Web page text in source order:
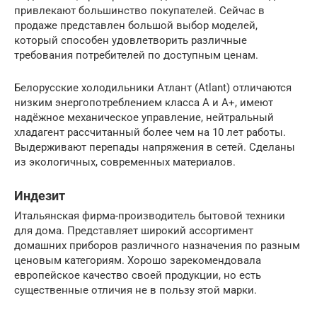
привлекают большинство покупателей. Сейчас в
продаже представлен большой выбор моделей,
который способен удовлетворить различные
требования потребителей по доступным ценам.
Белорусские холодильники Атлант (Atlant) отличаются
низким энергопотреблением класса А и А+, имеют
надёжное механическое управление, нейтральный
хладагент рассчитанный более чем на 10 лет работы.
Выдерживают перепады напряжения в сетей. Сделаны
из экологичных, современных материалов.
Индезит
Итальянская фирма-производитель бытовой техники
для дома. Представляет широкий ассортимент
домашних приборов различного назначения по разным
ценовым категориям. Хорошо зарекомендовала
европейское качество своей продукции, но есть
существенные отличия не в пользу этой марки.